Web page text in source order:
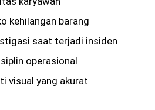
kehilangan barang
saat terjadi insiden
operasional
visual yang akurat